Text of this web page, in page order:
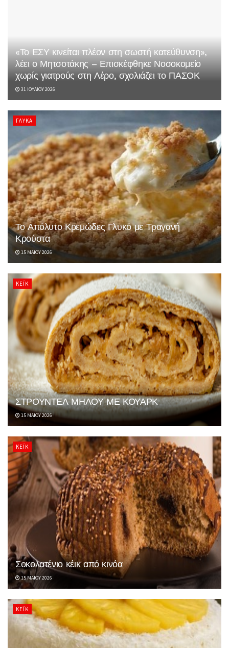
«Το ΕΣΥ κινείται πλέον στη σωστή κατεύθυνση»,
λέει ο Μητσοτάκης – Επισκέφθηκε Νοσοκομείο
χωρίς γιατρούς στη Λέρο, σχολιάζει το ΠΑΣΟΚ
31 ΙΟΥΛΊΟΥ 2026
ΓΛΥΚΆ
Το Απόλυτο Κρεμώδες Γλυκό με Τραγανή
Κρούστα
15 ΜΑΪ́ΟΥ 2026
ΚΈΙΚ
ΣΤΡΟΥΝΤΕΛ ΜΗΛΟΥ ΜΕ ΚΟΥΑΡΚ
15 ΜΑΪ́ΟΥ 2026
ΚΈΙΚ
Σοκολατένιο κέικ από κινόα
15 ΜΑΪ́ΟΥ 2026
ΚΈΙΚ